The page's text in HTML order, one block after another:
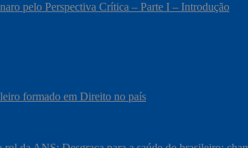
pelo Perspectiva Crítica – Parte I – Introdução
formado em Direito no país